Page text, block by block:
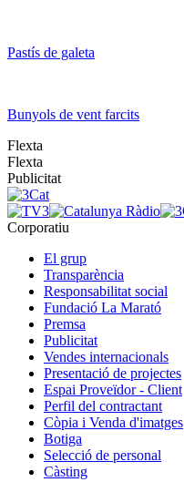
Pastís de galeta
Bunyols de vent farcits
Flexta
Flexta
Publicitat
Corporatiu
El grup
Transparència
Responsabilitat social
Fundació La Marató
Premsa
Publicitat
Vendes internacionals
Presentació de projectes
Espai Proveïdor - Client
Perfil del contractant
Còpia i Venda d'imatges
Botiga
Selecció de personal
Càsting